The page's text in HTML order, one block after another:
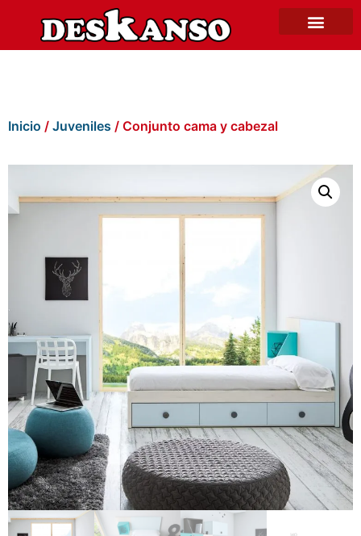
Inicio / Juveniles / Conjunto cama y cabezal